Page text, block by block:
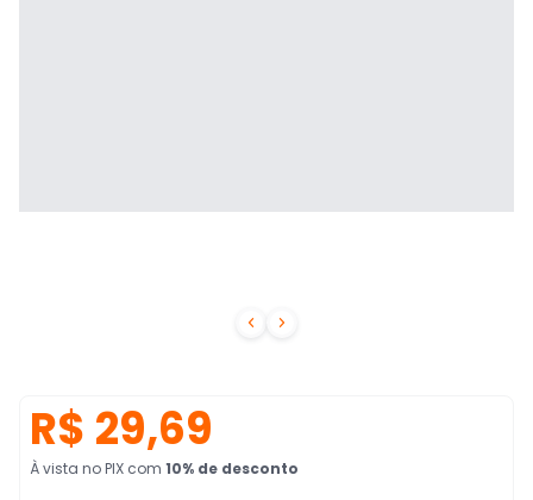
 
R$ 29,69
À vista no PIX com 10% de desconto